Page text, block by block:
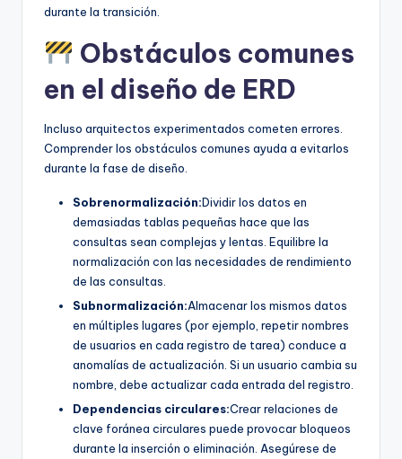
durante la transición.
Obstáculos comunes
en el diseño de ERD
Incluso arquitectos experimentados cometen errores.
Comprender los obstáculos comunes ayuda a evitarlos
durante la fase de diseño.
Sobrenormalización:Dividir los datos en
demasiadas tablas pequeñas hace que las
consultas sean complejas y lentas. Equilibre la
normalización con las necesidades de rendimiento
de las consultas.
Subnormalización:Almacenar los mismos datos
en múltiples lugares (por ejemplo, repetir nombres
de usuarios en cada registro de tarea) conduce a
anomalías de actualización. Si un usuario cambia su
nombre, debe actualizar cada entrada del registro.
Dependencias circulares:Crear relaciones de
clave foránea circulares puede provocar bloqueos
durante la inserción o eliminación. Asegúrese de